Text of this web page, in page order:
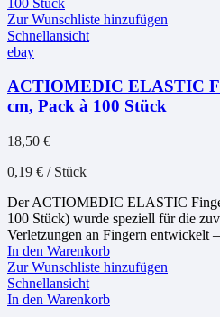
Zur Wunschliste hinzufügen
Schnellansicht
ebay
ACTIOMEDIC ELASTIC
cm, Pack à 100 Stück
18,50 €
0,19 € / Stück
Der ACTIOMEDIC ELASTIC
100 Stück) wurde speziell für die
Verletzungen an Fingern entwickelt
In den Warenkorb
Zur Wunschliste hinzufügen
Schnellansicht
In den Warenkorb